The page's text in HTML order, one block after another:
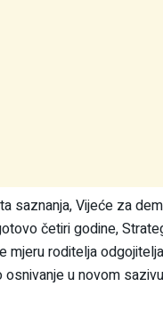
saznanja, Vijeće za
četiri godine,
mjeru roditelja
osnivanje u novom